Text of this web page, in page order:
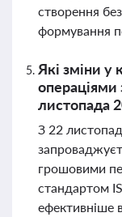
створення
формування
Які зміни у
операціями
листопада
З 22
грошовими
стандартом
ефективніше